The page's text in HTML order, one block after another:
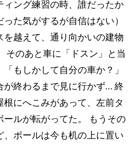
ィング練習の時、誰だったか
った気がするが自信はない）
を越えて、通り向かいの建物
そのあと車に「ドスン」と当
もしかして自分の車か？」
が終わるまで見に行かず… 終
にへこみがあって、左前タ
ールが転がってた。 もうその
ボールは今も机の上に置い